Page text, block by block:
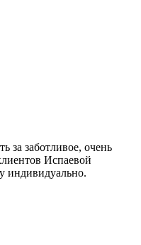
за заботливое, очень
Испаевой
индивидуально.